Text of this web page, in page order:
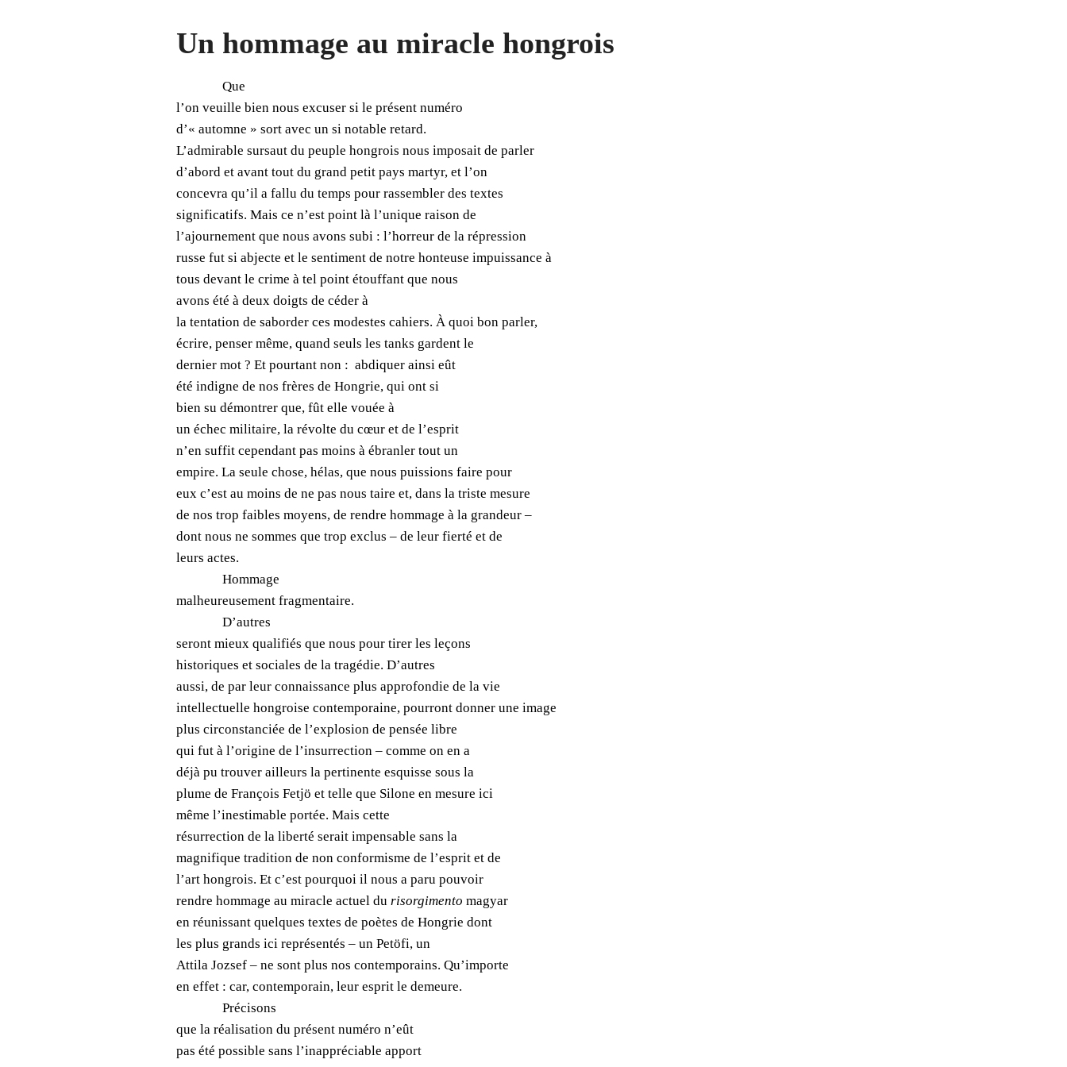
Un hommage au miracle hongrois
Que
l’on veuille bien nous excuser si le présent numéro
d’« automne » sort avec un si notable retard.
L’admirable sursaut du peuple hongrois nous imposait de parler
d’abord et avant tout du grand petit pays martyr, et l’on
concevra qu’il a fallu du temps pour rassembler des textes
significatifs. Mais ce n’est point là l’unique raison de
l’ajournement que nous avons subi : l’horreur de la répression
russe fut si abjecte et le sentiment de notre honteuse impuissance à
tous devant le crime à tel point étouffant que nous
avons été à deux doigts de céder à
la tentation de saborder ces modestes cahiers. À quoi bon parler,
écrire, penser même, quand seuls les tanks gardent le
dernier mot ? Et pourtant non : abdiquer ainsi eût
été indigne de nos frères de Hongrie, qui ont si
bien su démontrer que, fût elle vouée à
un échec militaire, la révolte du cœur et de l’esprit
n’en suffit cependant pas moins à ébranler tout un
empire. La seule chose, hélas, que nous puissions faire pour
eux c’est au moins de ne pas nous taire et, dans la triste mesure
de nos trop faibles moyens, de rendre hommage à la grandeur –
dont nous ne sommes que trop exclus – de leur fierté et de
leurs actes.
Hommage
malheureusement fragmentaire.
D’autres
seront mieux qualifiés que nous pour tirer les leçons
historiques et sociales de la tragédie. D’autres
aussi, de par leur connaissance plus appro­fondie de la vie
intellectuelle hongroise contemporaine, pourront donner une image
plus circonstanciée de l’explosion de pensée libre
qui fut à l’origine de l’insurrection – comme on en a
déjà pu trouver ailleurs la pertinente esquisse sous la
plume de François Fetjö et telle que Silone en mesure ici
même l’inesti­mable portée. Mais cette
résurrection de la liberté serait impensable sans la
magnifique tradition de non conformisme de l’esprit et de
l’art hongrois. Et c’est pourquoi il nous a paru pouvoir
rendre hommage au miracle actuel du risorgimento magyar
en réunissant quelques textes de poètes de Hongrie dont
les plus grands ici représentés – un Petöfi, un
Attila Jozsef – ne sont plus nos contemporains. Qu’importe
en effet : car, contemporain, leur esprit le demeure.
Précisons
que la réalisation du présent numéro n’eût
pas été possible sans l’inappréciable apport